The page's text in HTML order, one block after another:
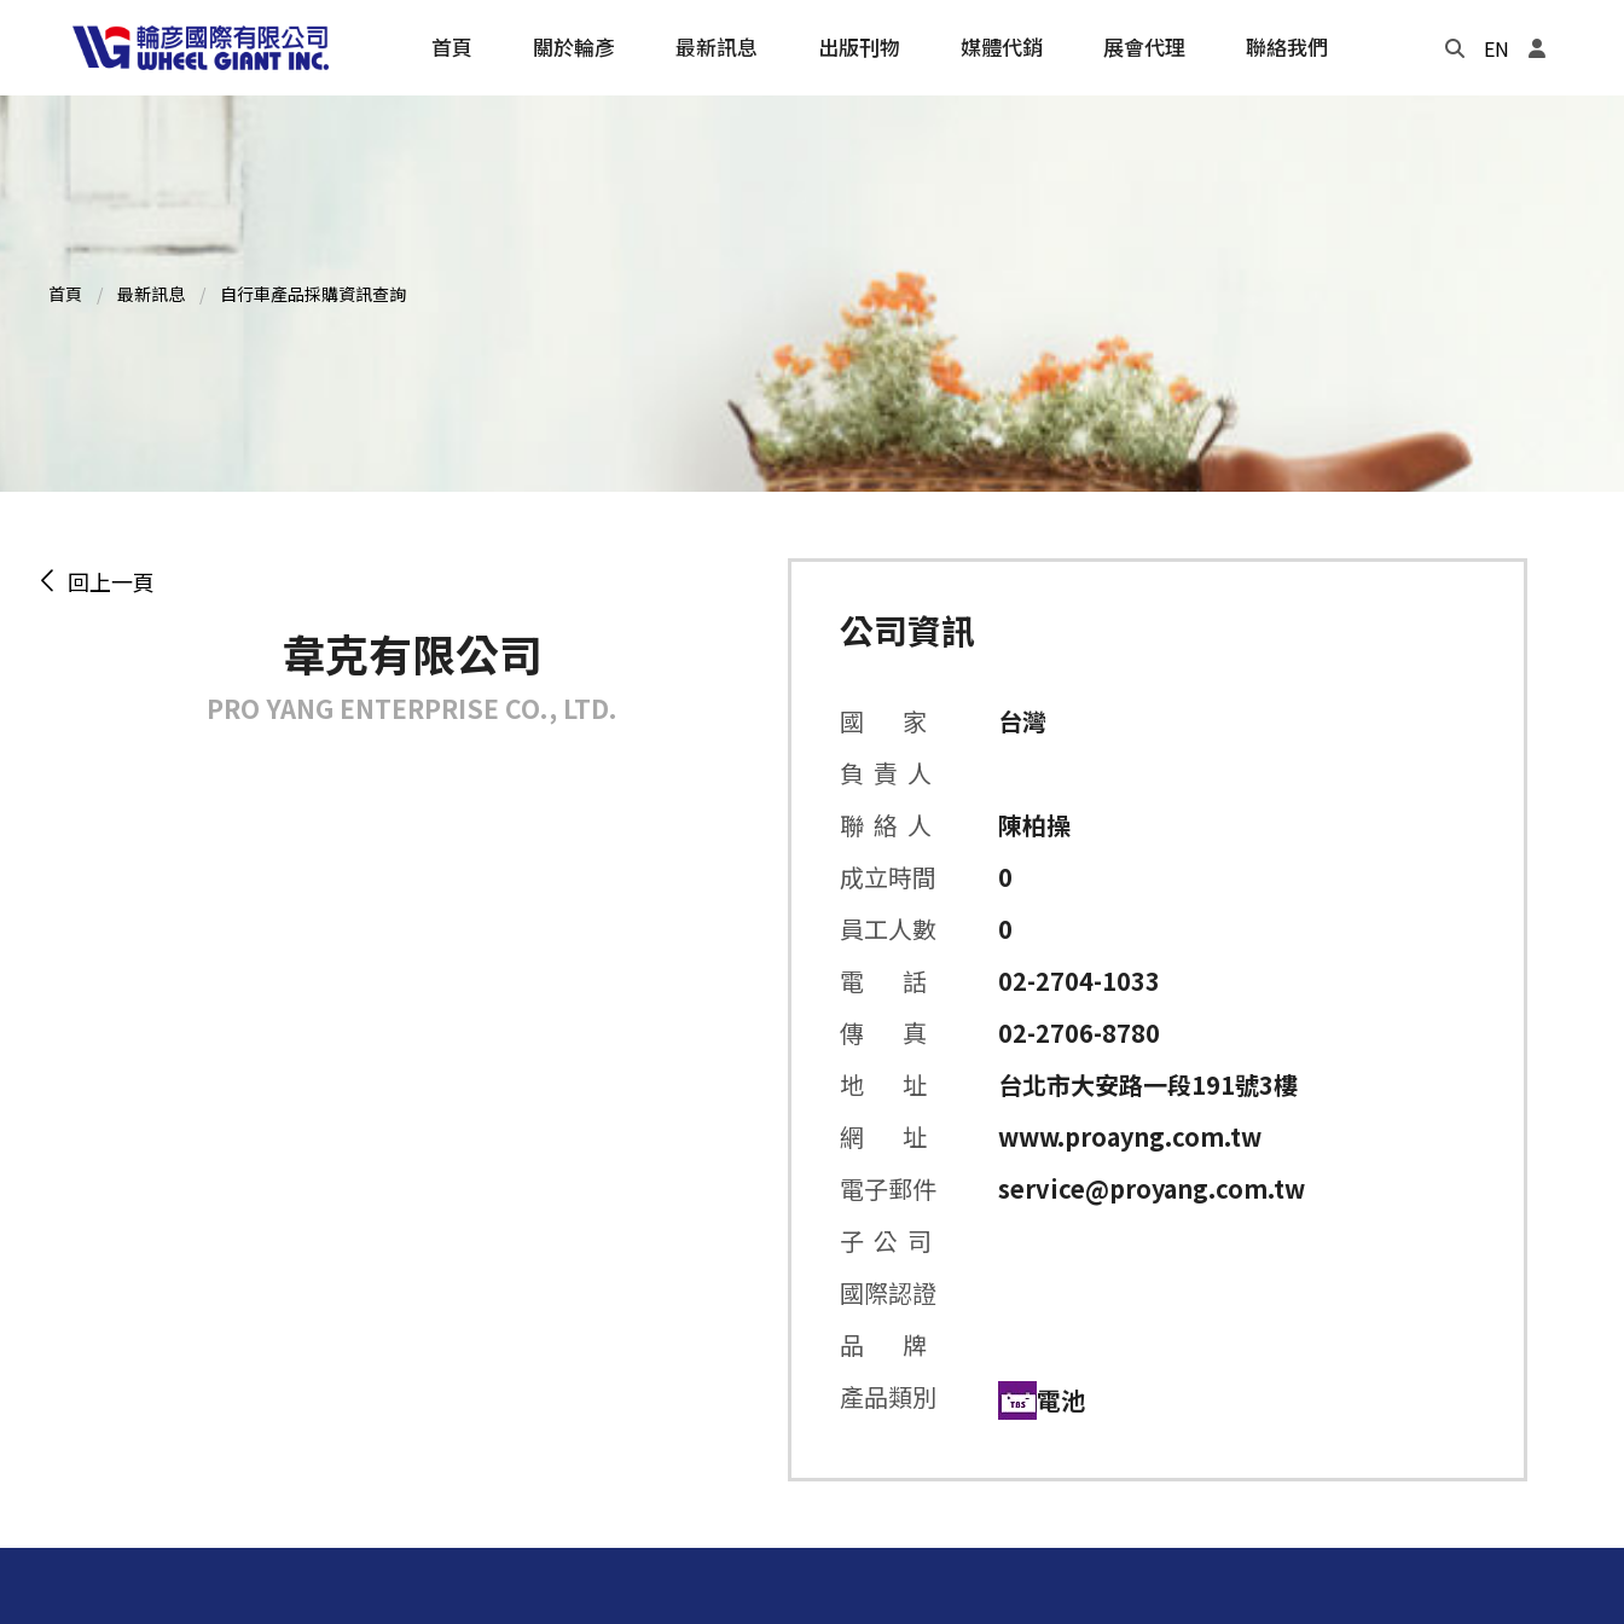
首頁 關於輪彥 最新訊息 出版刊物
戶外探索 Outside
主題書籍
媒體代銷 展會代理 聯絡我們 EN
首頁 最新訊息 自行車產品採購資訊查詢
回上一頁
韋克有限公司
PRO YANG ENTERPRISE CO., LTD.
公司資訊
國 家
台灣
負 責 人
聯 絡 人
陳柏操
成立時間
0
員工人數
0
電 話
02-2704-1033
傳 真
02-2706-8780
地 址
台北市大安路一段191號3樓
網 址
www.proayng.com.tw
電子郵件
service@proyang.com.tw
子 公 司
國際認證
品 牌
產品類別
電池